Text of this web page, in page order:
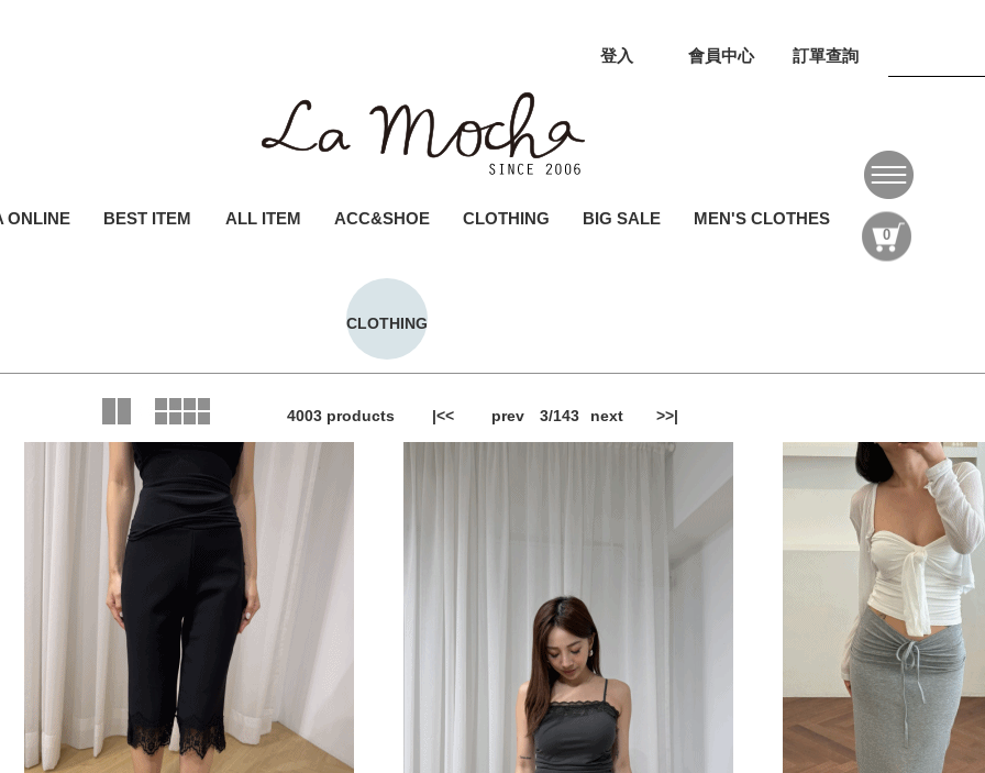
登入 會員中心 訂單查詢
0
ONLINE
ALL ITEM // 全部商品
7/20 L2612 米妮家+黑牆家+紫棋家+新家+飾品場
7/21 L2612 選品直播+暖男歐爸家+卡樂佛家+新家
7/27 L2612 選品直播
BEST ITEM ALL ITEM ACC&SHOE CLOTHING
TOP//上衣
BOTTOM//褲裙
DRESS//洋裝、套裝
UNDERWEAR//內衣、睡衣 (衛生考量，不提供退換貨服務)
BIG SALE MEN'S CLOTHES
CLOTHING
4003 products |<< prev 3/143 next >>|